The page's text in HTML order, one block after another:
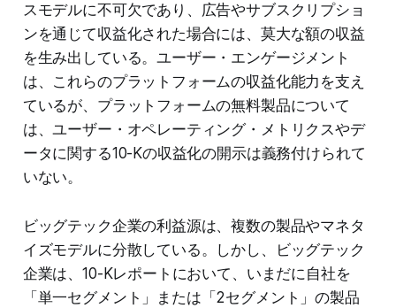
スモデルに不可欠であり、広告やサブスクリプショ
ンを通じて収益化された場合には、莫大な額の収益
を生み出している。ユーザー・エンゲージメント
は、これらのプラットフォームの収益化能力を支え
ているが、プラットフォームの無料製品について
は、ユーザー・オペレーティング・メトリクスやデ
ータに関する10-Kの収益化の開示は義務付けられて
いない。
ビッグテック企業の利益源は、複数の製品やマネタ
イズモデルに分散している。しかし、ビッグテック
企業は、10-Kレポートにおいて、いまだに自社を
「単一セグメント」または「2セグメント」の製品